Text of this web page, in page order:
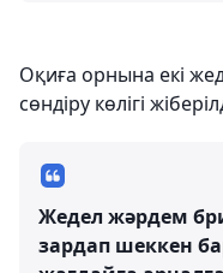
Оқиға орнына екі
сөндіру көлігі
Жедел жәрдем
зардап шеккен